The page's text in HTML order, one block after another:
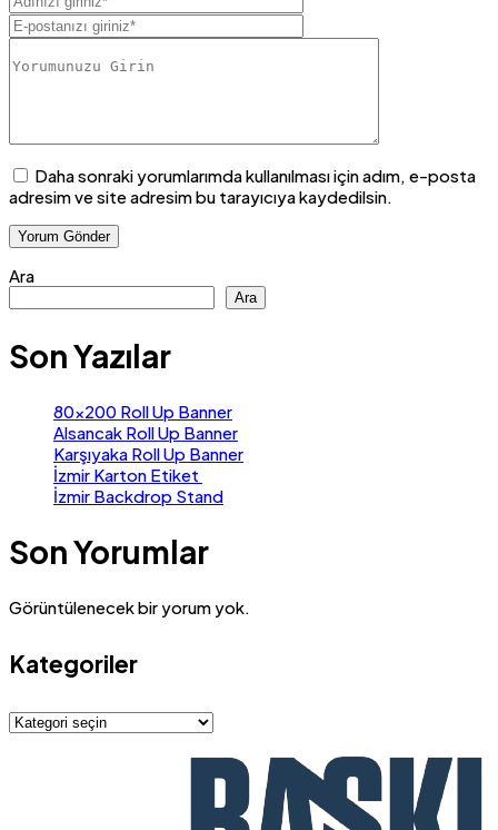
Daha sonraki yorumlarımda kullanılması için adım, e-posta
adresim ve site adresim bu tarayıcıya kaydedilsin.
Ara
Ara
Son Yazılar
80×200 Roll Up Banner
Alsancak Roll Up Banner
Karşıyaka Roll Up Banner
İzmir Karton Etiket
İzmir Backdrop Stand
Son Yorumlar
Görüntülenecek bir yorum yok.
Kategoriler
Kategoriler